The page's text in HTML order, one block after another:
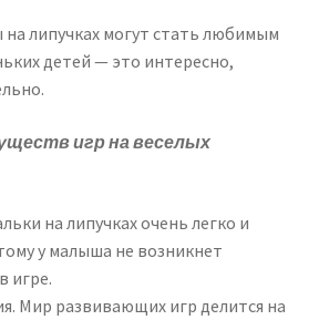
липучках могут стать любимым
детей — это интересно,
игр на веселых
на липучках очень легко и
у малыша не возникнет
игре.
Мир развивающих игр делится на